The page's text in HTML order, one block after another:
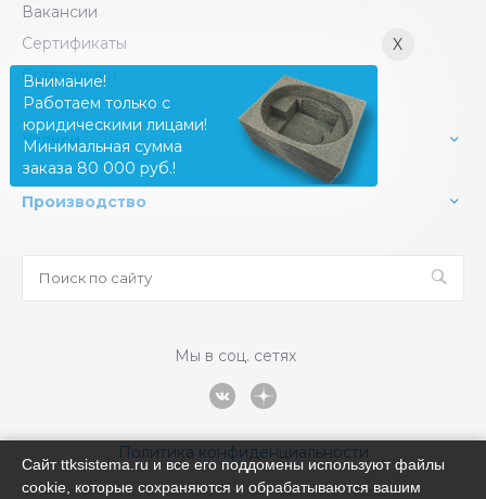
Вакансии
Сертификаты
Сотрудники
Услуги
Производство
Мы в соц. сетях
Политика конфиденциальности
X
Внимание!
Работаем только с
юридическими лицами!
Минимальная сумма
заказа 80 000 руб.!
Сайт ttksistema.ru и все его поддомены используют файлы
cookie, которые сохраняются и обрабатываются вашим